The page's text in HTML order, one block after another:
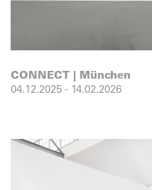
CONNECT | München
04.12.2025 - 14.02.2026